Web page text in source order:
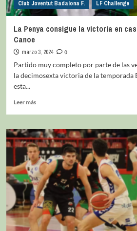
Club Joventut Badalona F. LF Challenge
La Penya consigue la victoria en
Canoe
marzo 3, 2024
0
Partido muy completo por parte de las
la decimosexta victoria de la temporada
esta...
Leer más